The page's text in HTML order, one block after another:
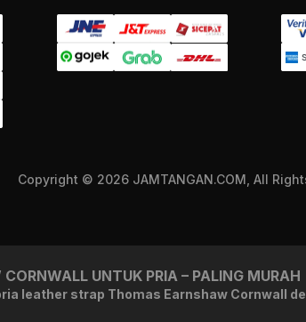
Copyright © 2026 JAMTANGAN.COM, All
UNTUK PRIA – PALING MURAH
leather strap Thomas Earnshaw Cornwall